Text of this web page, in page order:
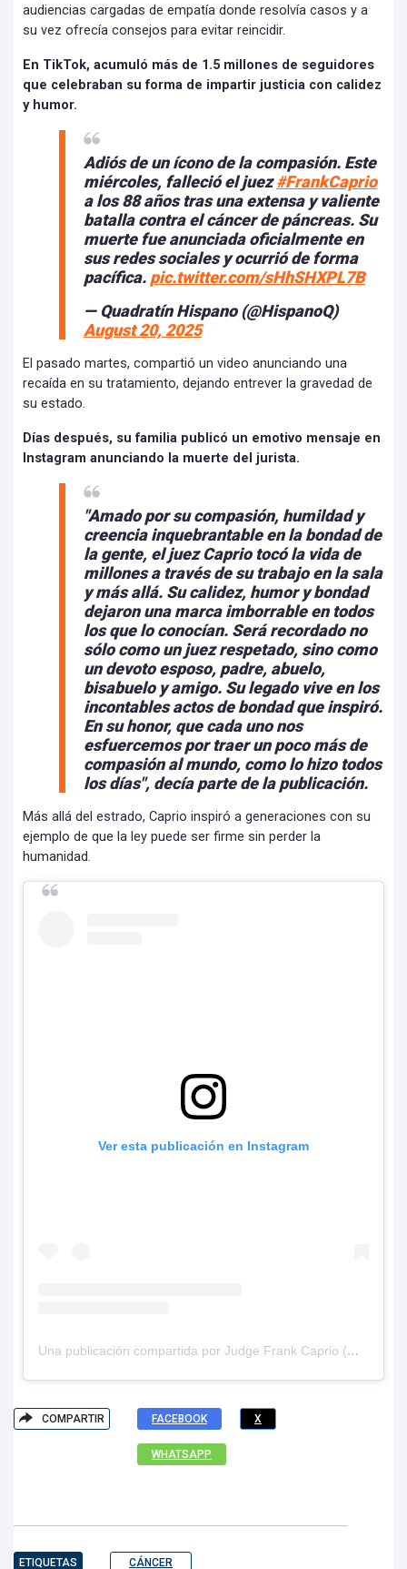
audiencias cargadas de empatía donde resolvía casos y a
su vez ofrecía consejos para evitar reincidir.
En TikTok, acumuló más de 1.5 millones de seguidores
que celebraban su forma de impartir justicia con calidez
y humor.
Adiós de un ícono de la compasión. Este
miércoles, falleció el juez#FrankCaprio
a los 88 años tras una extensa y valiente
batalla contra el cáncer de páncreas. Su
muerte fue anunciada oficialmente en
sus redes sociales y ocurrió de forma
pacífica. pic.twitter.com/sHhSHXPL7B
— Quadratín Hispano (@HispanoQ)
August 20, 2025
El pasado martes, compartió un video anunciando una
recaída en su tratamiento, dejando entrever la gravedad de
su estado.
Días después, su familia publicó un emotivo mensaje en
Instagram anunciando la muerte del jurista.
"Amado por su compasión, humildad y
creencia inquebrantable en la bondad de
la gente, el juez Caprio tocó la vida de
millones a través de su trabajo en la sala
y más allá. Su calidez, humor y bondad
dejaron una marca imborrable en todos
los que lo conocían. Será recordado no
sólo como un juez respetado, sino como
un devoto esposo, padre, abuelo,
bisabuelo y amigo. Su legado vive en los
incontables actos de bondad que inspiró.
En su honor, que cada uno nos
esfuercemos por traer un poco más de
compasión al mundo, como lo hizo todos
los días", decía parte de la publicación.
Más allá del estrado, Caprio inspiró a generaciones con su
ejemplo de que la ley puede ser firme sin perder la
humanidad.
Ver esta publicación en Instagram
Una publicación compartida por Judge Frank Caprio (@therealfrankcaprio)
COMPARTIR FACEBOOK X
WHATSAPP
ETIQUETAS CÁNCER